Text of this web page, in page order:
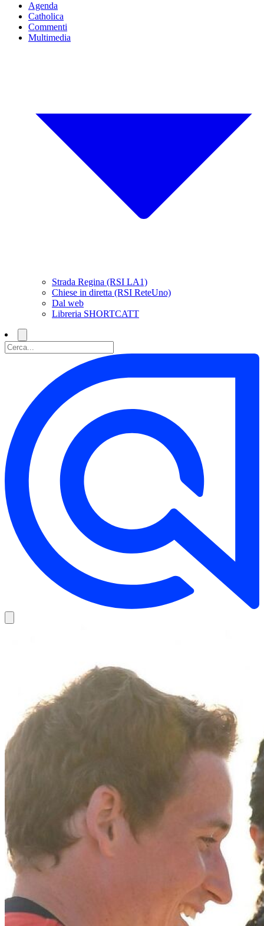
Agenda
Catholica
Commenti
Multimedia
Strada Regina (RSI LA1)
Chiese in diretta (RSI ReteUno)
Dal web
Libreria SHORTCATT